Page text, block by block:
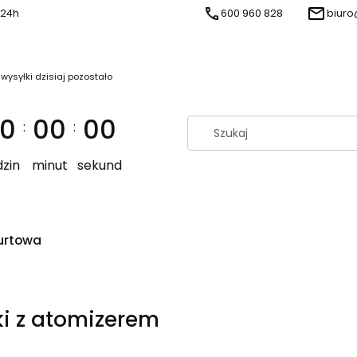
600 960 828
dzisiaj pozostało
: 00
minut
: 00
sekund
z atomizerem